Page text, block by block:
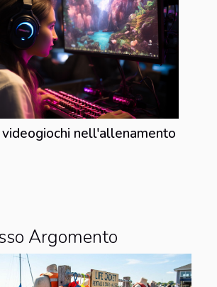
nell'allenamento
Argomento